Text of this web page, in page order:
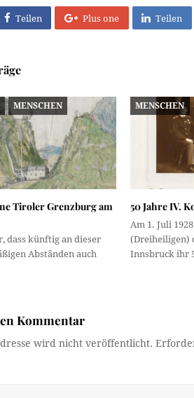
Teilen Plus one Teilen
MENSCHEN
Tiroler Grenzburg am
dass künftig an dieser
Abständen auch
MENSCHEN
50 Jahre IV.
Am 1. Juli
(Dreiheiligen)
Innsbruck ihr
Kommentar
wird nicht veröffentlicht.